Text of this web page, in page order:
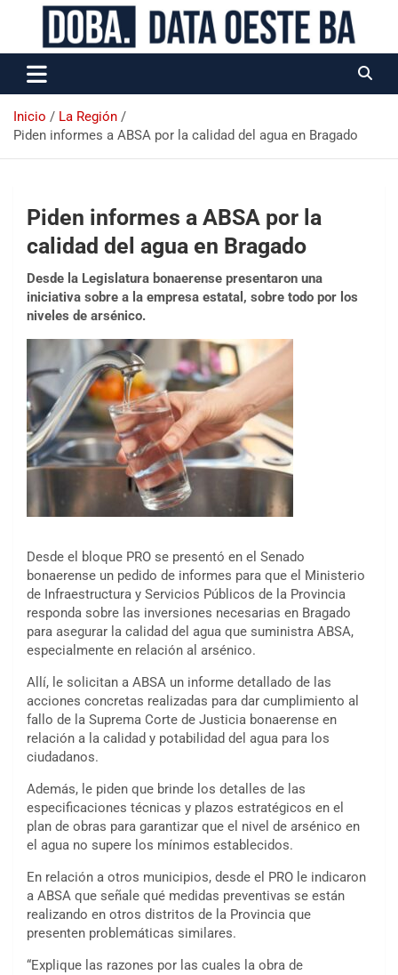
Data Oeste BA
Inicio
La Región
Piden informes a ABSA por la calidad del agua en Bragado
Piden informes a ABSA por la
calidad del agua en Bragado
Desde la Legislatura bonaerense presentaron una
iniciativa sobre a la empresa estatal, sobre todo por los
niveles de arsénico.
Desde el bloque PRO se presentó en el Senado
bonaerense un pedido de informes para que el Ministerio
de Infraestructura y Servicios Públicos de la Provincia
responda sobre las inversiones necesarias en Bragado
para asegurar la calidad del agua que suministra ABSA,
especialmente en relación al arsénico.
Allí, le solicitan a ABSA un informe detallado de las
acciones concretas realizadas para dar cumplimiento al
fallo de la Suprema Corte de Justicia bonaerense en
relación a la calidad y potabilidad del agua para los
ciudadanos.
Además, le piden que brinde los detalles de las
especificaciones técnicas y plazos estratégicos en el
plan de obras para garantizar que el nivel de arsénico en
el agua no supere los mínimos establecidos.
En relación a otros municipios, desde el PRO le indicaron
a ABSA que señale qué medidas preventivas se están
realizando en otros distritos de la Provincia que
presenten problemáticas similares.
“Explique las razones por las cuales la obra de